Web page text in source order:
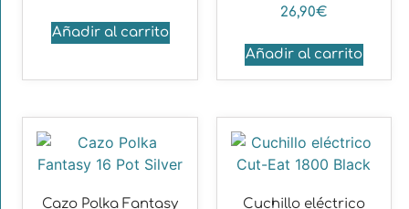
Añadir al carrito
26,90€
Añadir al carrito
Cazo Polka Fantasy
Cuchillo eléctrico